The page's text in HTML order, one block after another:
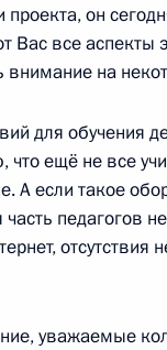
и детства
он
Вас все аспекты
внимание на
для обучения
ещё не все
А если такое
педагогов
уважаемые